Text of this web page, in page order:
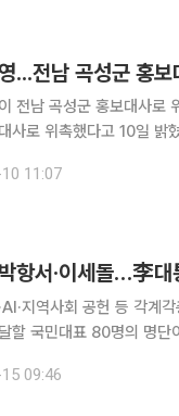
...전남 곡성군 홍보
곡성군 홍보대사로 위촉돼 지역 알리
고 10일 밝혔다. 나영은 곡성지역의 자연과 장미·기차마을로
11:07
항서·이세돌…李
사회 공헌 등 각계각층 대표 한자리에 이재명 대
표 80명의 명단이 공개됐다. 강유정 대통령실 대변
을 담담히 챙긴 시민들로
09:46